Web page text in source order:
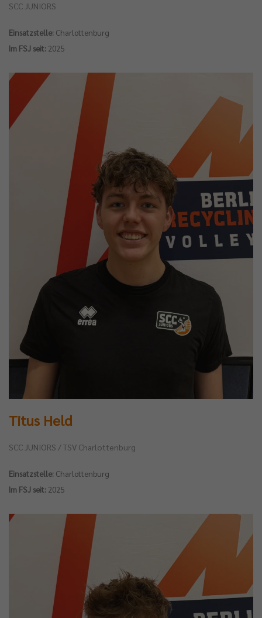
SCC JUNIORS
Einsatzstelle: Charlottenburg
Im FSJ seit: 2025
Titus Held
SCC JUNIORS / TSV Charlottenburg
Einsatzstelle: Charlottenburg
Im FSJ seit: 2025